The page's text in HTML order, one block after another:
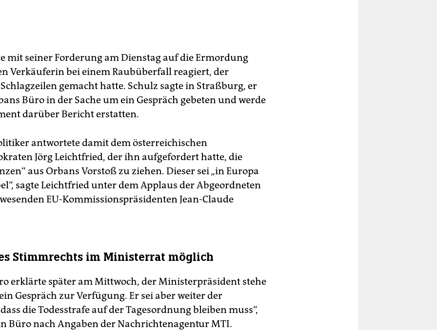
mit seiner Forderung am Dienstag auf die Ermordung
Verkäuferin bei einem Raubüberfall reagiert, der
gemacht hatte. Schulz sagte in Straßburg, er
Büro in der Sache um ein Gespräch gebeten und werde
darüber Bericht erstatten.
antwortete damit dem österreichischen
Jörg Leichtfried, der ihn aufgefordert hatte, die
aus Orbans Vorstoß zu ziehen. Dieser sei „in Europa
sagte Leichtfried unter dem Applaus der Abgeordneten
EU-Kommissionspräsidenten Jean-Claude
Stimmrechts im Ministerrat möglich
erklärte später am Mittwoch, der Ministerpräsident stehe
Gespräch zur Verfügung. Er sei aber weiter der
die Todesstrafe auf der Tagesordnung bleiben muss“,
Büro nach Angaben der Nachrichtenagentur MTI.